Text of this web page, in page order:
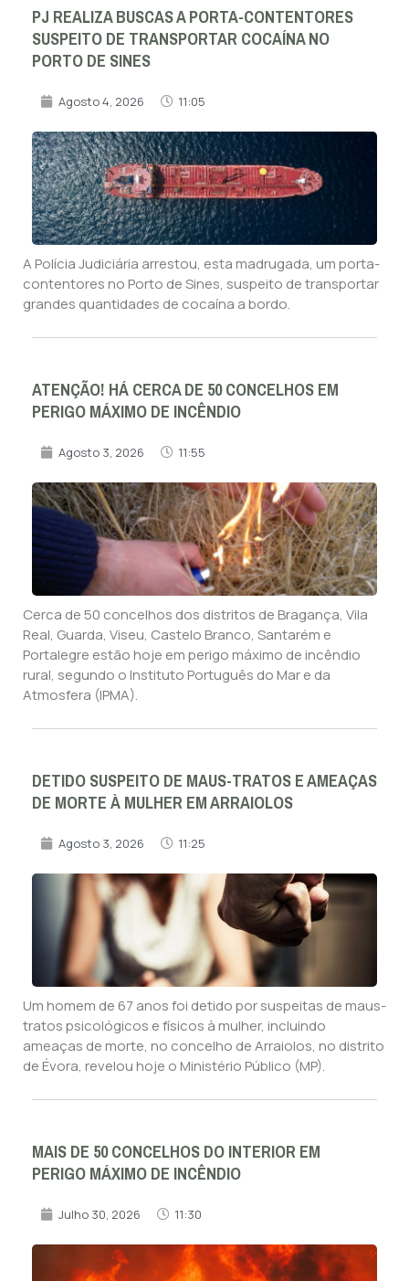
PJ REALIZA BUSCAS A PORTA-CONTENTORES
SUSPEITO DE TRANSPORTAR COCAÍNA NO
PORTO DE SINES
Agosto 4, 2026 11:05
A Polícia Judiciária arrestou, esta madrugada, um porta-
contentores no Porto de Sines, suspeito de transportar
grandes quantidades de cocaína a bordo.
ATENÇÃO! HÁ CERCA DE 50 CONCELHOS EM
PERIGO MÁXIMO DE INCÊNDIO
Agosto 3, 2026 11:55
Cerca de 50 concelhos dos distritos de Bragança, Vila
Real, Guarda, Viseu, Castelo Branco, Santarém e
Portalegre estão hoje em perigo máximo de incêndio
rural, segundo o Instituto Português do Mar e da
Atmosfera (IPMA).
DETIDO SUSPEITO DE MAUS-TRATOS E AMEAÇAS
DE MORTE À MULHER EM ARRAIOLOS
Agosto 3, 2026 11:25
Um homem de 67 anos foi detido por suspeitas de maus-
tratos psicológicos e físicos à mulher, incluindo
ameaças de morte, no concelho de Arraiolos, no distrito
de Évora, revelou hoje o Ministério Público (MP).
MAIS DE 50 CONCELHOS DO INTERIOR EM
PERIGO MÁXIMO DE INCÊNDIO
Julho 30, 2026 11:30